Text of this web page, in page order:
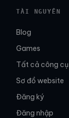
TÀI NGUYÊN
Blog
Games
Tất cả công cụ
Sơ đồ website
Đăng ký
Đăng nhập